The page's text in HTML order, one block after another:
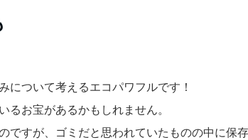
について考えるエコパワフルです！
るお宝があるかもしれません。
ですが、ゴミだと思われていたものの中に保